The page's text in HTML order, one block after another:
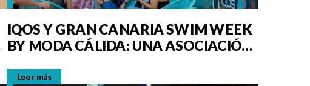
IQOS Y GRAN CANARIA SWIM WEEK
BY MODA CÁLIDA: UNA ASOCIACIÓN
Leer más